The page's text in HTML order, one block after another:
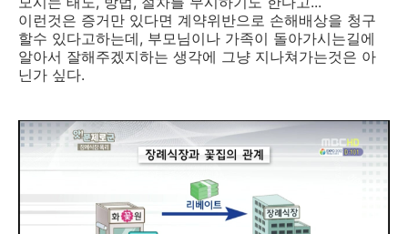
이런것은 증거만 있다면 계약위반으로 손해배상을 청구
할수 있다고하는데, 부모님이나 가족이 돌아가시는길에
알아서 잘해주겠지하는 생각에 그냥 지나쳐가는것은 아
닌가 싶다.